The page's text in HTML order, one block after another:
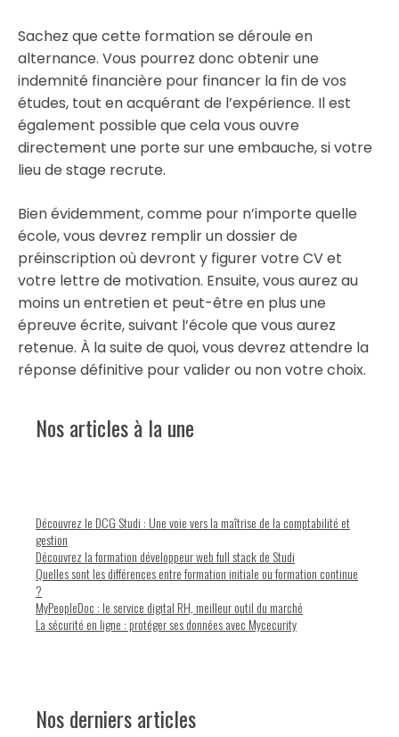
Sachez que cette formation se déroule en
alternance. Vous pourrez donc obtenir une
indemnité financière pour financer la fin de vos
études, tout en acquérant de l’expérience. Il est
également possible que cela vous ouvre
directement une porte sur une embauche, si votre
lieu de stage recrute.
Bien évidemment, comme pour n’importe quelle
école, vous devrez remplir un dossier de
préinscription où devront y figurer votre CV et
votre lettre de motivation. Ensuite, vous aurez au
moins un entretien et peut-être en plus une
épreuve écrite, suivant l’école que vous aurez
retenue. À la suite de quoi, vous devrez attendre la
réponse définitive pour valider ou non votre choix.
Nos articles à la une
Découvrez le DCG Studi : Une voie vers la maîtrise de la comptabilité et
gestion
Découvrez la formation développeur web full stack de Studi
Quelles sont les différences entre formation initiale ou formation continue
?
MyPeopleDoc : le service digital RH, meilleur outil du marché
La sécurité en ligne : protéger ses données avec Mycecurity
Nos derniers articles